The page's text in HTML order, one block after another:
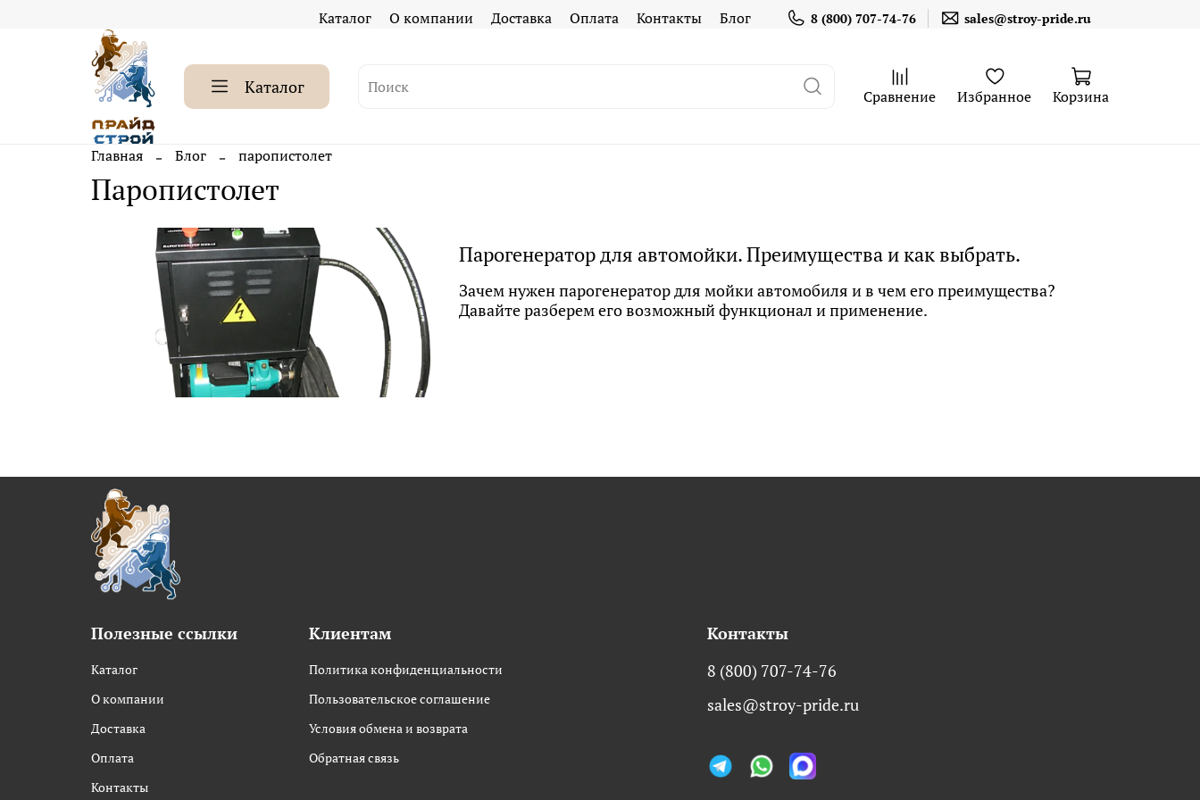
Каталог О компании Доставка Оплата Контакты Блог 8 (800) 707-74-76 sales@stroy-pride.ru
Каталог Сравнение Избранное Корзина
Главная Блог паропистолет
паропистолет
Парогенератор для автомойки. Преимущества и как выбрать.
Зачем нужен парогенератор для мойки автомобиля и в чем его преимущества?
Давайте разберем его возможный функционал и применение.
Полезные ссылки
Каталог
О компании
Доставка
Оплата
Контакты
Клиентам
Политика конфиденциальности
Пользовательское соглашение
Условия обмена и возврата
Обратная связь
Контакты
8 (800) 707-74-76
sales@stroy-pride.ru